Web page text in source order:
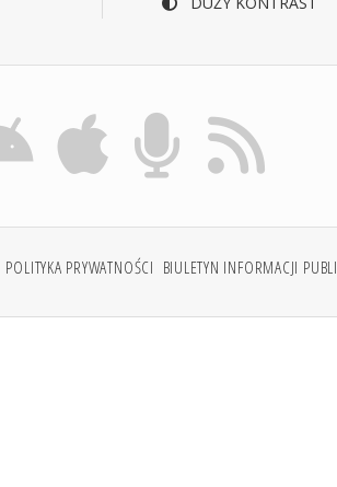
POLITYKA PRYWATNOŚCI BIULETYN INFORMACJI